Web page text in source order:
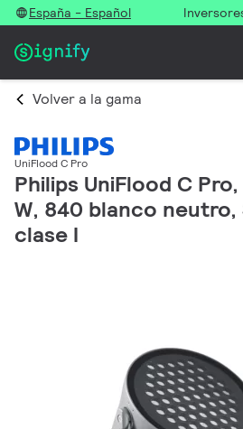
España - Español
Volver a la gama
UniFlood C Pro
Philips UniFlood C
W, 840 blanco neutro,
clase I